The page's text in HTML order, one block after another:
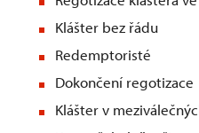
Klášter bez řádu
Redemptoristé
Dokončení regotizace
Klášter v